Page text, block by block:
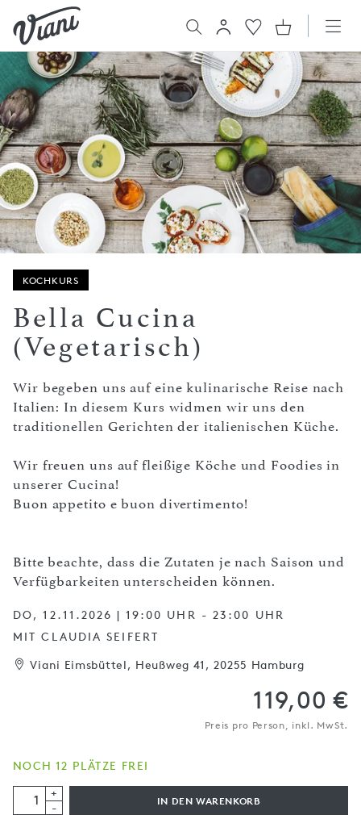
KOCHKURS
Bella Cucina
(Vegetarisch)
Wir begeben uns auf eine kulinarische Reise nach
Italien: In diesem Kurs widmen wir uns den
traditionellen Gerichten der italienischen Küche.
Wir freuen uns auf fleißige Köche und Foodies in
unserer Cucina!
Buon appetito e buon divertimento!
Bitte beachte, dass die Zutaten je nach Saison und
Verfügbarkeiten unterscheiden können.
DO, 12.11.2026 | 19:00 UHR - 23:00 UHR
MIT CLAUDIA SEIFERT
Viani Eimsbüttel, Heußweg 41, 20255 Hamburg
119,00 €
Preis pro Person, inkl. MwSt.
NOCH 12 PLÄTZE FREI
+
-
IN DEN WARENKORB